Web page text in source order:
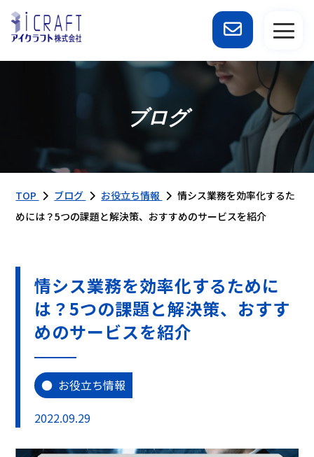
ブログ
TOP ブログ お役立ち情報
情シス業務を効率化するた
めには？5つの課題と解決策、おすすめのサービスを紹介
情シス業務を効率化するために
は？5つの課題と解決策、おすす
めのサービスを紹介
お役立ち情報
2022.09.29